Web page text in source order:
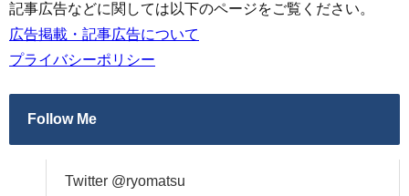
記事広告などに関しては以下のページをご覧ください。
広告掲載・記事広告について
プライバシーポリシー
Follow Me
Twitter @ryomatsu